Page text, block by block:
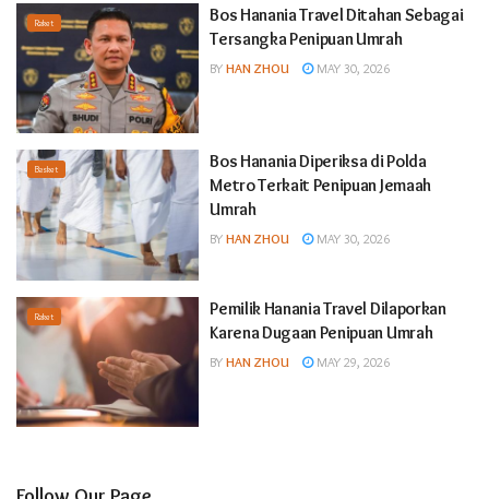
Raket
Bos Hanania Travel Ditahan Sebagai
Tersangka Penipuan Umrah
BY HAN ZHOU MAY 30, 2026
Basket
Bos Hanania Diperiksa di Polda
Metro Terkait Penipuan Jemaah
Umrah
BY HAN ZHOU MAY 30, 2026
Raket
Pemilik Hanania Travel Dilaporkan
Karena Dugaan Penipuan Umrah
BY HAN ZHOU MAY 29, 2026